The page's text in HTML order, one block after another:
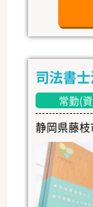
司法書
常勤(
静岡県藤